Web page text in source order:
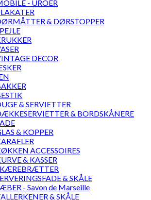
- UROER
& DØRSTOPPER
DECOR
& SERVIETTER
& BORDSKÅNERE
& KOPPER
ACCESSOIRES
& KASSER
& SKÅLE
- Savon de Marseille
& SKÅLE